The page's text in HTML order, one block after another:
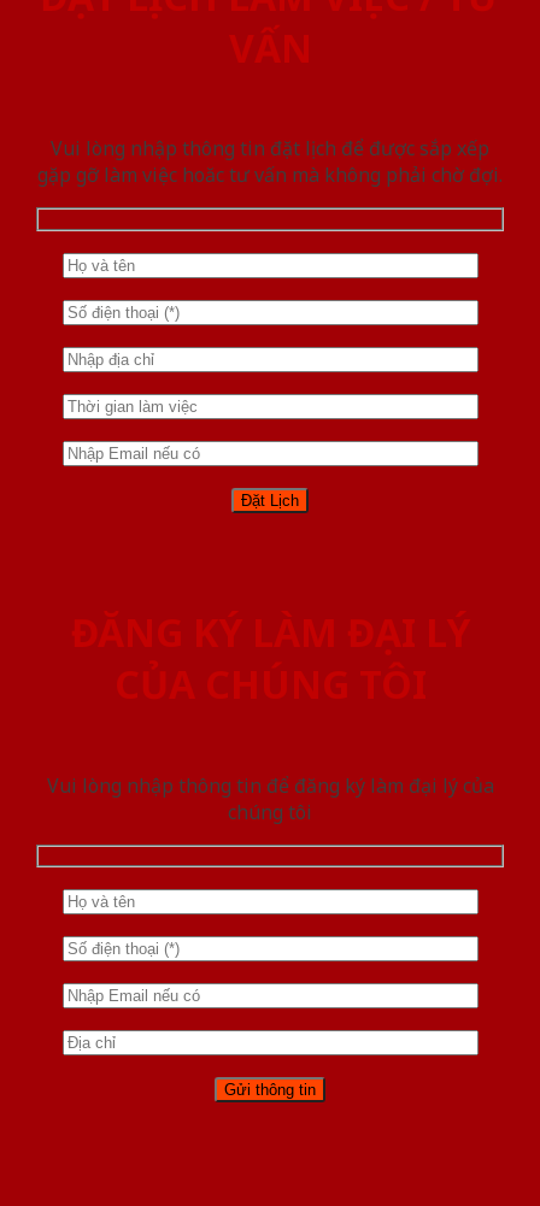
VẤN
Vui lòng nhập thông tin đặt lịch để được sắp xếp
gặp gỡ làm việc hoăc tư vấn mà không phải chờ đợi.
ĐĂNG KÝ LÀM ĐẠI LÝ
CỦA CHÚNG TÔI
Vui lòng nhập thông tin để đăng ký làm đại lý của
chúng tôi